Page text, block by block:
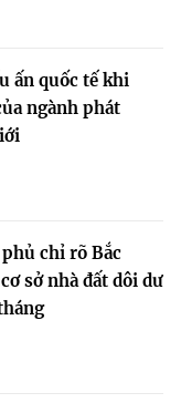
ấn quốc tế khi
ngành phát
chỉ rõ Bắc
sở nhà đất dôi dư